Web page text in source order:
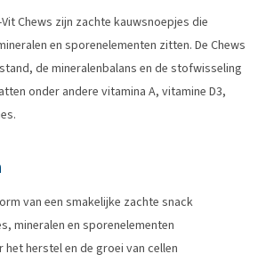
Chews zijn zachte kauwsnoepjes die
en sporenelementen zitten. De Chews
de mineralenbalans en de stofwisseling
onder andere vitamina A, vitamine D3,
van een smakelijke zachte snack
mineralen en sporenelementen
het herstel en de groei van cellen